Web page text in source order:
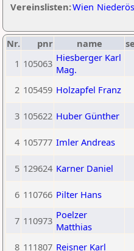
Vereinslisten:Wien
Nr. pnr name
1 105063 Hiesberger Karl
Mag.
2 105459 Holzapfel Franz
3 105622 Huber Günther
4 105777 Imler Andreas
5 129624 Karner Daniel
6 110766 Pilter Hans
7 110973 Poelzer
Matthias
8 111807 Reisner Karl